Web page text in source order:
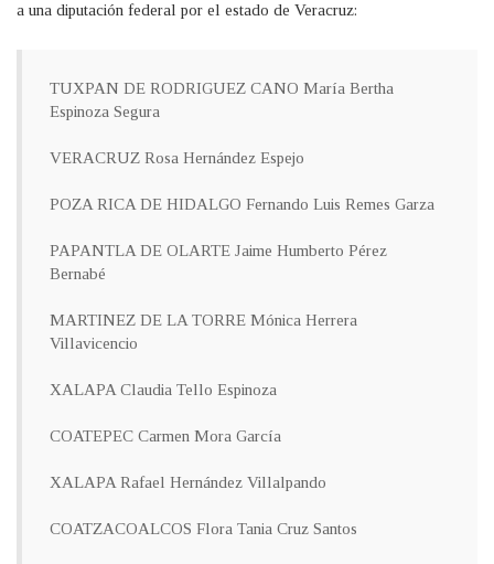
a una diputación federal por el estado de Veracruz:
TUXPAN DE RODRIGUEZ CANO María Bertha
Espinoza Segura
VERACRUZ Rosa Hernández Espejo
POZA RICA DE HIDALGO Fernando Luis Remes Garza
PAPANTLA DE OLARTE Jaime Humberto Pérez
Bernabé
MARTINEZ DE LA TORRE Mónica Herrera
Villavicencio
XALAPA Claudia Tello Espinoza
COATEPEC Carmen Mora García
XALAPA Rafael Hernández Villalpando
COATZACOALCOS Flora Tania Cruz Santos